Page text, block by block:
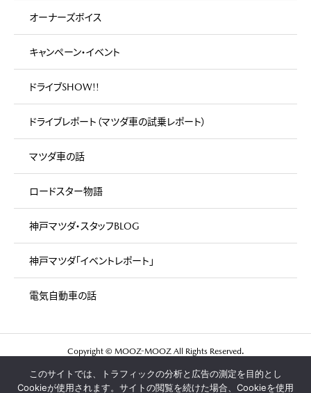
オーナーズボイス
キャンペーン・イベント
ドライブSHOW!!
ドライブレポート（マツダ車の試乗レポート）
マツダ車の話
ロードスター物語
神戸マツダ・スタッフBLOG
神戸マツダ「イベントレポート」
電気自動車の話
Copyright © MOOZ-MOOZ All Rights Reserved.
マツダ車が好きな人が集まる
神戸マツダのウェブマガジン「ムズムズ」
このサイトでは、トラフィックの分析と広告の測定を目的とし
Cookieが使用されます。サイトの閲覧を続けた場合、Cookieを使用